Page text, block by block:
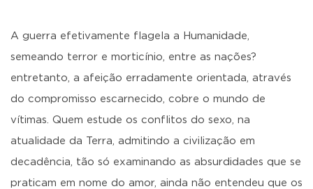
A guerra efetivamente flagela a Humanidade,
semeando terror e morticínio, entre as nações?
entretanto, a afeição erradamente orientada, através
do compromisso escarnecido, cobre o mundo de
vítimas. Quem estude os conflitos do sexo, na
atualidade da Terra, admitindo a civilização em
decadência, tão só examinando as absurdidades que se
praticam em nome do amor, ainda não entendeu que os